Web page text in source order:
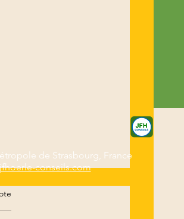
de Strasbourg, France
conseils.com